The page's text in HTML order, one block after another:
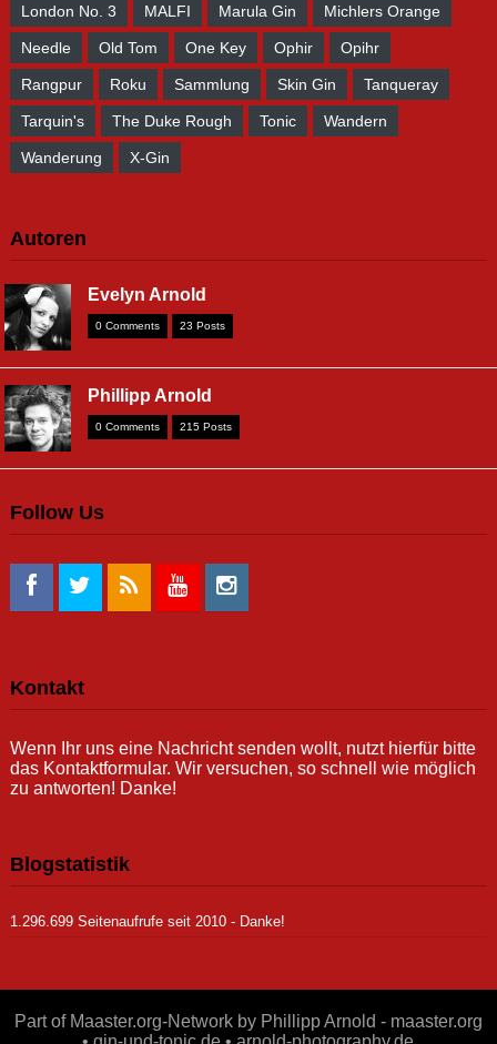
London No. 3 MALFI Marula Gin Michlers Orange
Needle Old Tom One Key Ophir Opihr
Rangpur Roku Sammlung Skin Gin Tanqueray
Tarquin's The Duke Rough Tonic Wandern
Wanderung X-Gin
Autoren
Evelyn Arnold
0 Comments 23 Posts
Phillipp Arnold
0 Comments 215 Posts
Follow Us
Kontakt
Wenn Ihr uns eine Nachricht senden wollt, nutzt hierfür bitte
das Kontaktformular. Wir versuchen, so schnell wie möglich
zu antworten! Danke!
Blogstatistik
1.296.699 Seitenaufrufe seit 2010 - Danke!
Part of Maaster.org-Network by Phillipp Arnold - maaster.org